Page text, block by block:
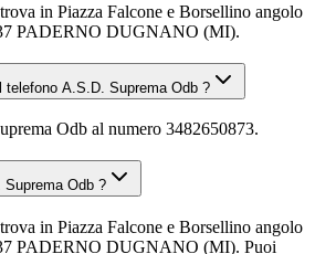
in Piazza Falcone e Borsellino angolo
PADERNO DUGNANO (MI).
Come posso contattare al telefono A.S.D. Suprema Odb ?
Odb al numero 3482650873.
Come raggiungere A.S.D. Suprema Odb ?
in Piazza Falcone e Borsellino angolo
PADERNO DUGNANO (MI). Puoi